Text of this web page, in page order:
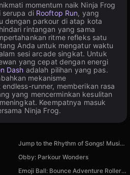
momentum naik Ninja Frog
serupa di Rooftop Run, yang
dengan parkour di atap kota
rintangan yang sama
ritme refleks satu
Anda untuk mengatur waktu
sesi arcade singkat. Untuk
yang cepat dengan energi
Dash adalah pilihan yang pas.
mekanisme
runner, memberikan rasa
yang mencerminkan kesulitan
Keempatnya masuk
Ninja Frog.
Jump to the Rhythm of Songs! Musical Ball!
Obby: Parkour Wonders
Emoji Ball: Bounce Adventure Roller Ball